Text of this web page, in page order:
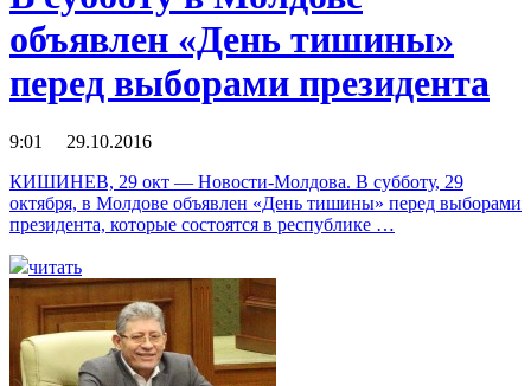
объявлен «День тишины»
перед выборами президента
9:01 29.10.2016
КИШИНЕВ, 29 окт — Новости-Молдова. В субботу, 29
октября, в Молдове объявлен «День тишины» перед выборами
президента, которые состоятся в республике …
читать